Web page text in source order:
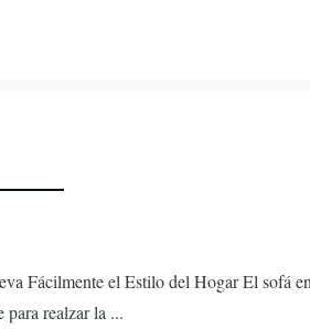
Fácilmente el Estilo del Hogar El sofá
para realzar la ...